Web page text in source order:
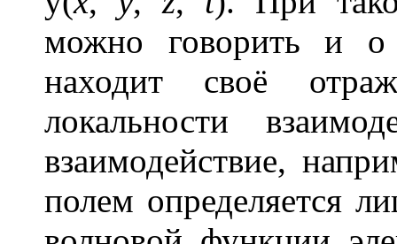
можно говорить и о
находит своё
локальности
взаимодействие,
полем определяется